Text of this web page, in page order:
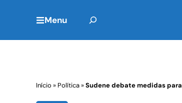
Menu
Início » Política»Sudene debate medidas